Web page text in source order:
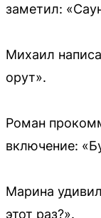
заметил:
Михаил
орут».
Роман
включение:
Марина
этот раз?».